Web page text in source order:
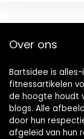
Over ons
Bartsidee is
fitnessartikelen
de hoogte houdt
blogs. Alle
door hun
afgeleid van hun